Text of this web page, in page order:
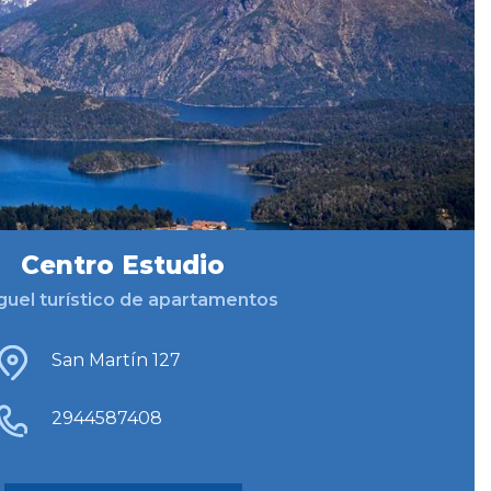
Centro Estudio
turístico de apartamentos
San Martín 127
2944587408